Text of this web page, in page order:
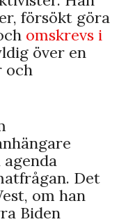
försökt göra
omskrevs i
över en
och
Det
om han
Biden